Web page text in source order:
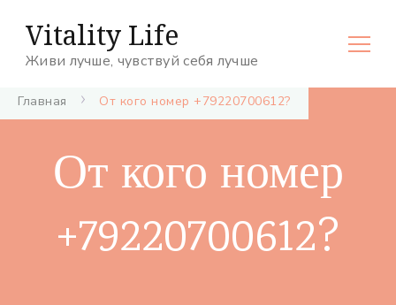
Vitality Life
Живи лучше, чувствуй себя лучше
Главная От кого номер +79220700612?
От кого номер
+79220700612?